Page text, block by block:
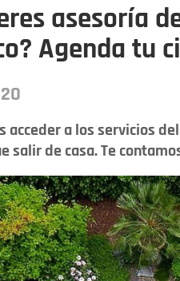
asesoría
Agenda tu
acceder a los servicios
salir de casa. Te